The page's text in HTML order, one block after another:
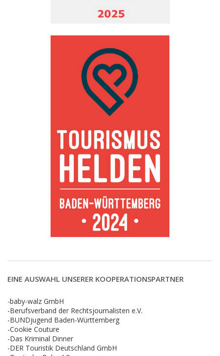
EINE AUSWAHL UNSERER KOOPERATIONSPARTNER
-baby-walz GmbH
-Berufsverband der Rechtsjournalisten e.V.
-BUNDjugend Baden-Württemberg
-Cookie Couture
-Das Kriminal Dinner
-DER Touristik Deutschland GmbH